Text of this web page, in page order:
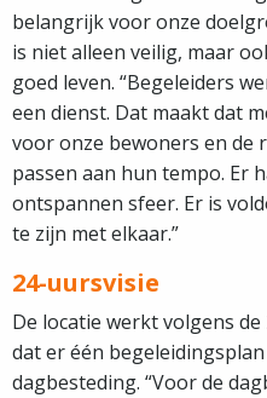
belangrijk voor onze
is niet alleen veilig, maar
goed leven. “Begeleiders
een dienst. Dat maakt dat
voor onze bewoners en de
passen aan hun tempo. Er
ontspannen sfeer. Er is
te zijn met elkaar.”
24-uursvisie
De locatie werkt volgens
dat er één
dagbesteding. “Voor de